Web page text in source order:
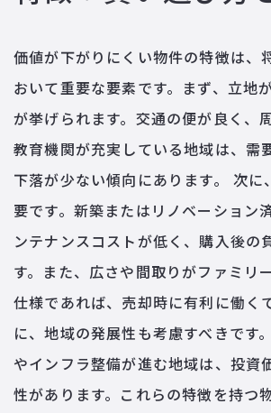
価値が下がりにくい物件の特徴は、
おいて重要な要素です。まず、立地
が挙げられます。交通の便が良く、
教育機関が充実している地域は、需
下落が少ない傾向にあります。 次に
要です。新築またはリノベーション
ンテナンスコストが低く、購入後の
す。また、広さや間取りがファミリ
仕様であれば、売却時に有利に働く
に、地域の発展性も考慮すべきです
やインフラ整備が進む地域は、投資
性があります。これらの特徴を持つ